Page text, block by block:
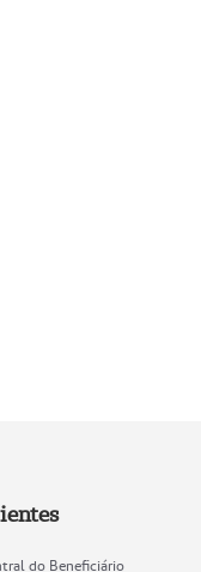
do Beneficiário